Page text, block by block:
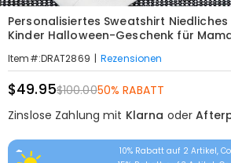
Personalisiertes Sweatshirt
Kinder Halloween-Geschenk für
Item#:DRAT2869 | Rezensionen
$49.95$100.0050% RABATT
Zinslose Zahlung mit Klarna oder
10% Rabatt auf 2 Artikel,